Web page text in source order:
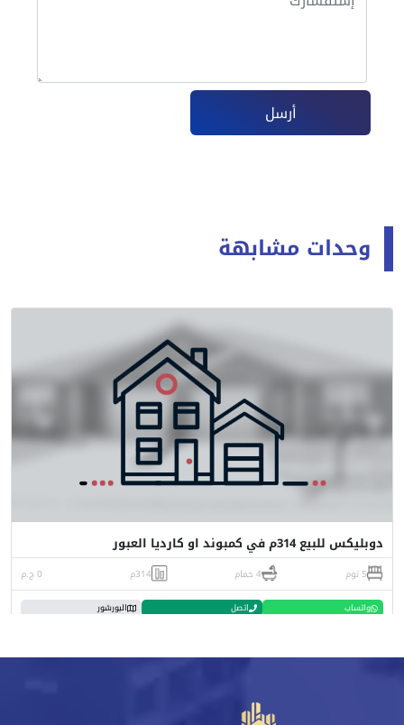
أرسل
وحدات مشابهة
دوبليكس للبيع 314م في كمبوند او كارديا العبور
5 نوم 4 حمام 314م 0 ج.م
واتساب اتصل البورشور